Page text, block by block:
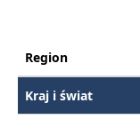
Region
Kraj i świat